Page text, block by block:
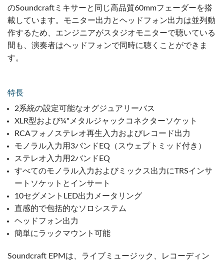
のSoundcraftミキサーと同じ高品質60mmフェーダーを搭
載しています。モニター出力とヘッドフォン出力は並列動
作するため、エンジニアがスタジオモニターで聴いている
間も、演奏者はヘッドフォンで同時に聴くことができま
す。
特長
2系統の設定可能なオグジュアリーバス
XLR型および¼"メタルジャックコネクターソケット
RCAフォノステレオ再生入力およびレコード出力
モノラル入力用3バンドEQ（スウェプトミッド付き）
ステレオ入力用2バンドEQ
すべてのモノラル入力およびミックス出力にTRSインサ
ートソケットとインサート
10セグメントLED出力メータリング
直感的で包括的なソロシステム
ヘッドフォン出力
簡単にラックマウント可能
Soundcraft EPMは、ライブミュージック、レコーディン